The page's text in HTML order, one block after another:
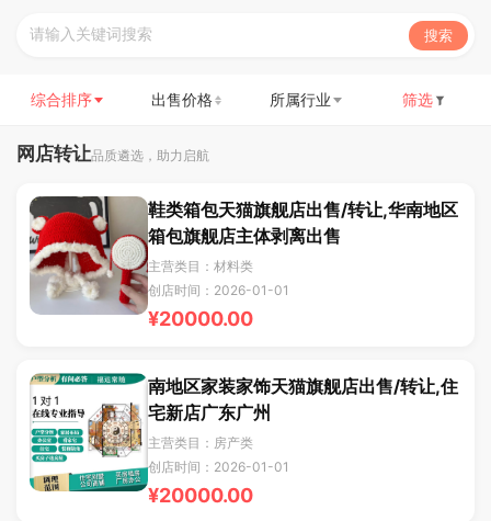
搜索
综合排序 出售价格 所属行业 筛选
网店转让品质遴选，助力启航
鞋类箱包天猫旗舰店出售/转让,华南地区
箱包旗舰店主体剥离出售
主营类目：材料类
创店时间：2026-01-01
¥20000.00
南地区家装家饰天猫旗舰店出售/转让,住
宅新店广东广州
主营类目：房产类
创店时间：2026-01-01
¥20000.00